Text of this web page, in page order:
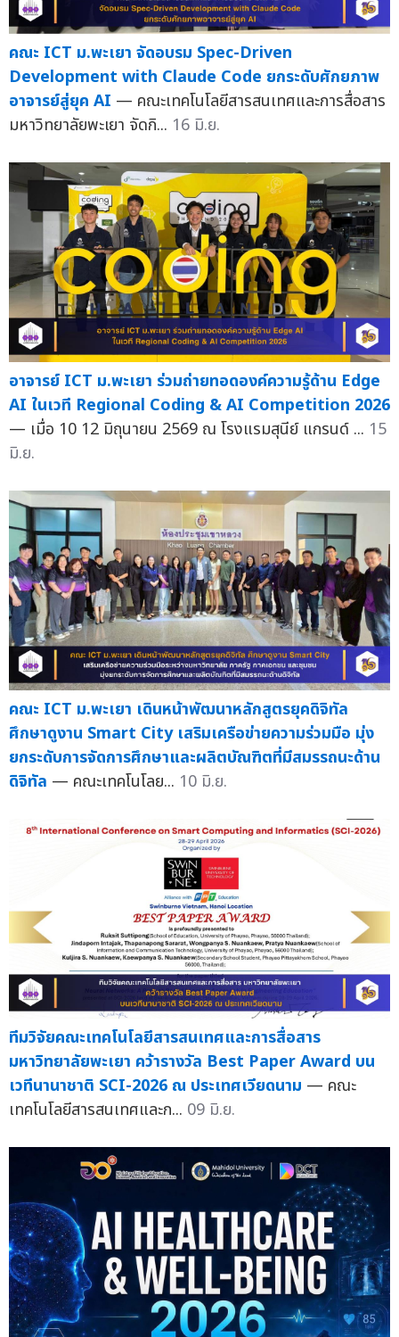
คณะ ICT ม.พะเยา จัดอบรม Spec-Driven
Development with Claude Code ยกระดับศักยภาพ
อาจารย์สู่ยุค AI — คณะเทคโนโลยีสารสนเทศและการสื่อสาร
มหาวิทยาลัยพะเยา จัดกิ... 16 มิ.ย.
อาจารย์ ICT ม.พะเยา ร่วมถ่ายทอดองค์ความรู้ด้าน Edge
AI ในเวที Regional Coding & AI Competition 2026
— เมื่อ 10 12 มิถุนายน 2569 ณ โรงแรมสุนีย์ แกรนด์ ... 15
มิ.ย.
คณะ ICT ม.พะเยา เดินหน้าพัฒนาหลักสูตรยุคดิจิทัล
ศึกษาดูงาน Smart City เสริมเครือข่ายความร่วมมือ มุ่ง
ยกระดับการจัดการศึกษาและผลิตบัณฑิตที่มีสมรรถนะด้าน
ดิจิทัล — คณะเทคโนโลย... 10 มิ.ย.
ทีมวิจัยคณะเทคโนโลยีสารสนเทศและการสื่อสาร
มหาวิทยาลัยพะเยา คว้ารางวัล Best Paper Award บน
เวทีนานาชาติ SCI-2026 ณ ประเทศเวียดนาม — คณะ
เทคโนโลยีสารสนเทศและก... 09 มิ.ย.